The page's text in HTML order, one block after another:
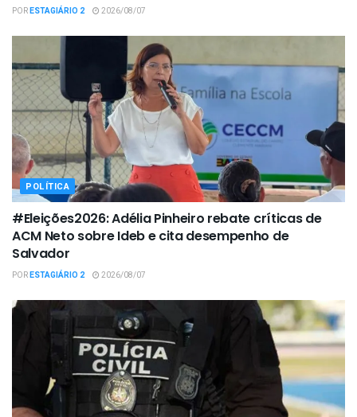
PORESTAGIÁRIO 2 2026/08/07
POLÍTICA
#Eleições2026: Adélia Pinheiro rebate críticas de
ACM Neto sobre Ideb e cita desempenho de
Salvador
PORESTAGIÁRIO 2 2026/08/07